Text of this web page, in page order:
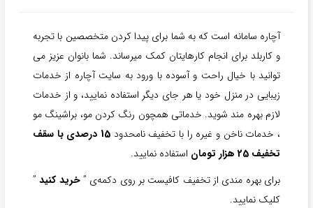
آچاره سامانه است که به شما برای پیدا کردن متخصصین با تجربه
و کاربلد برای انجام کارهایتان کمک میرساند. شما بانوان عزیز می
توانید با خیال راحت و آسوده با ورود به سایت آچاره از خدمات
زیبایی در منزل خود یا هر جای دیگر استفاده نمایید، و از خدمات
لازم بهره مند شوید. خدماتی همچون رنگ کردن مو، براشینگ مو
، خدمات ناخن و غیره را با تخفیف نامحدود
15 درصدی با سقف
تخفیف 25 هزار تومان
استفاده نمایید.
برای بهره مندی از تخفیف کافیست بر روی دکمه‌ی ”خرید کنید”
کلیک نمایید.